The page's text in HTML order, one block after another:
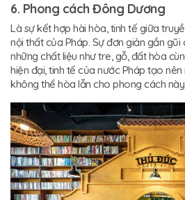
6. Phong cách Đông Dương
Là sự kết hợp hài hòa, tinh tế giữa
nội thất của Pháp. Sự đơn giản gần
những chất liệu như tre, gỗ, đất hòa
hiện đại, tinh tế của nước Pháp tạo
không thể hòa lẫn cho phong cách này.